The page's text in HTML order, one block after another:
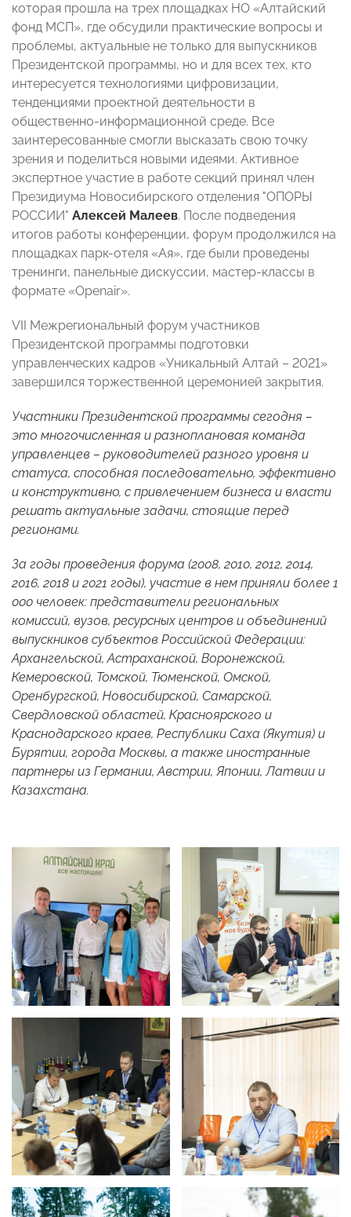
которая прошла на трех площадках НО «Алтайский
фонд МСП», где обсудили практические вопросы и
проблемы, актуальные не только для выпускников
Президентской программы, но и для всех тех, кто
интересуется технологиями цифровизации,
тенденциями проектной деятельности в
общественно-информационной среде. Все
заинтересованные смогли высказать свою точку
зрения и поделиться новыми идеями. Активное
экспертное участие в работе секций принял член
Президиума Новосибирского отделения "ОПОРЫ
РОССИИ" Алексей Малеев. После подведения
итогов работы конференции, форум продолжился на
площадках парк-отеля «Ая», где были проведены
тренинги, панельные дискуссии, мастер-классы в
формате «Openair».
VII Межрегиональный форум участников
Президентской программы подготовки
управленческих кадров «Уникальный Алтай – 2021»
завершился торжественной церемонией закрытия.
Участники Президентской программы сегодня –
это многочисленная и разноплановая команда
управленцев – руководителей разного уровня и
статуса, способная последовательно, эффективно
и конструктивно, с привлечением бизнеса и власти
решать актуальные задачи, стоящие перед
регионами.
За годы проведения форума (2008, 2010, 2012, 2014,
2016, 2018 и 2021 годы), участие в нем приняли более 1
000 человек: представители региональных
комиссий, вузов, ресурсных центров и объединений
выпускников субъектов Российской Федерации:
Архангельской, Астраханской, Воронежской,
Кемеровской, Томской, Тюменской, Омской,
Оренбургской, Новосибирской, Самарской,
Свердловской областей, Красноярского и
Краснодарского краев, Республики Саха (Якутия) и
Бурятии, города Москвы, а также иностранные
партнеры из Германии, Австрии, Японии, Латвии и
Казахстана.